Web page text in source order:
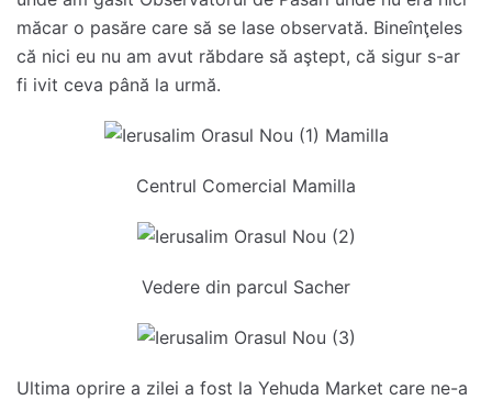
măcar o pasăre care să se lase observată. Bineînţeles
că nici eu nu am avut răbdare să aştept, că sigur s-ar
fi ivit ceva până la urmă.
Centrul Comercial Mamilla
Vedere din parcul Sacher
Ultima oprire a zilei a fost la Yehuda Market care ne-a